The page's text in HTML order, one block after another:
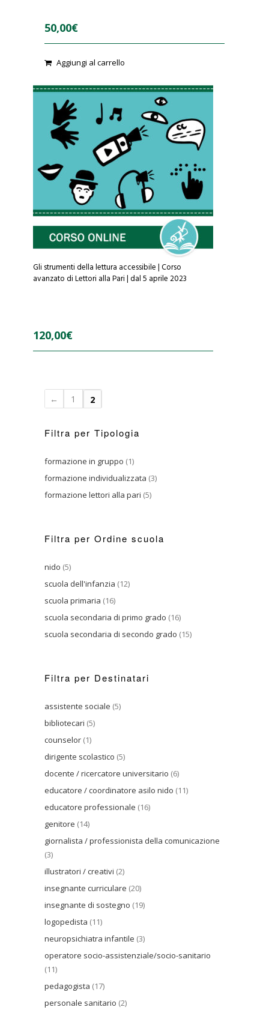
50,00€
t
o
Aggiungi al carrello
Gli strumenti della lettura accessibile | Corso
avanzato di Lettori alla Pari | dal 5 aprile 2023
120,00€
← 1 2
Filtra per Tipologia
formazione in gruppo (1)
formazione individualizzata (3)
formazione lettori alla pari (5)
Filtra per Ordine scuola
nido (5)
scuola dell'infanzia (12)
scuola primaria (16)
scuola secondaria di primo grado (16)
scuola secondaria di secondo grado (15)
Filtra per Destinatari
assistente sociale (5)
bibliotecari (5)
counselor (1)
dirigente scolastico (5)
docente / ricercatore universitario (6)
educatore / coordinatore asilo nido (11)
educatore professionale (16)
genitore (14)
giornalista / professionista della comunicazione
(3)
illustratori / creativi (2)
insegnante curriculare (20)
insegnante di sostegno (19)
logopedista (11)
neuropsichiatra infantile (3)
operatore socio-assistenziale/socio-sanitario
(11)
pedagogista (17)
personale sanitario (2)